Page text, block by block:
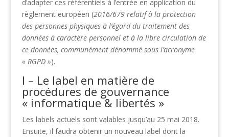
d’adapter ces référentiels à l’entrée en application du
règlement européen (2016/679 relatif à la protection
des personnes physiques à l’égard du traitement des
données à caractère personnel et à la libre circulation de
ce données, communément dénommé sous l’acronyme
« RGPD »).
I – Le label en matière de
procédures de gouvernance
« informatique & libertés »
Les labels actuels sont valables jusqu’au 25 mai 2018.
Ensuite, il faudra obtenir un nouveau label dont la